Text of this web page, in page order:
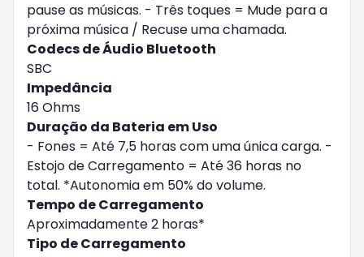
pause as músicas. - Três toques = Mude para a
próxima música / Recuse uma chamada.
Codecs de Áudio Bluetooth
SBC
Impedância
16 Ohms
Duração da Bateria em Uso
- Fones = Até 7,5 horas com uma única carga. -
Estojo de Carregamento = Até 36 horas no
total. *Autonomia em 50% do volume.
Tempo de Carregamento
Aproximadamente 2 horas*
Tipo de Carregamento